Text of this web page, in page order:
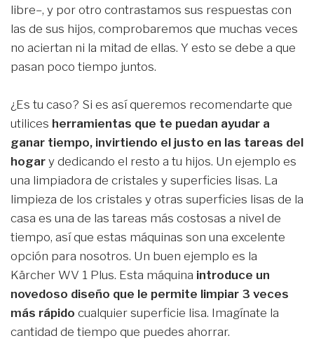
libre–, y por otro contrastamos sus respuestas con
las de sus hijos, comprobaremos que muchas veces
no aciertan ni la mitad de ellas. Y esto se debe a que
pasan poco tiempo juntos.
¿Es tu caso? Si es así queremos recomendarte que
utilices herramientas que te puedan ayudar a
ganar tiempo, invirtiendo el justo en las tareas del
hogar y dedicando el resto a tu hijos. Un ejemplo es
una limpiadora de cristales y superficies lisas. La
limpieza de los cristales y otras superficies lisas de la
casa es una de las tareas más costosas a nivel de
tiempo, así que estas máquinas son una excelente
opción para nosotros. Un buen ejemplo es la
Kärcher WV 1 Plus. Esta máquina introduce un
novedoso diseño que le permite limpiar 3 veces
más rápido cualquier superficie lisa. Imagínate la
cantidad de tiempo que puedes ahorrar.